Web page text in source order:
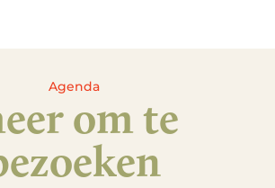
Agenda
om te